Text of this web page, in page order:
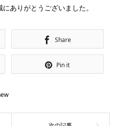
ありがとうございました。
Share
Pin it